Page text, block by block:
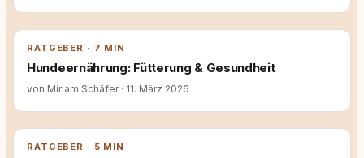
RATGEBER · 7 MIN
Hundeernährung: Fütterung & Gesundheit
von Miriam Schäfer · 11. März 2026
RATGEBER · 5 MIN